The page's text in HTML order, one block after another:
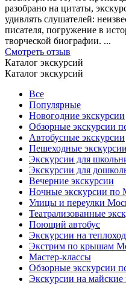
разобрано на цитаты,
удивлять слушателей:
писателя, погружение в
творческой биографии. ...
Смотреть отзыв
Каталог экскурсий
Каталог экскурсий
Все
Популярные
Новогодние экскурсии
Обзорные экскурсии
Автобусные экскурсии
Пешеходные экскурсии
Экскурсии для
Экскурсии для
Вечерние экскурсии
Ночные экскурсии по
Улицы и переулки
Театрализованные
Поющий автобус
Экскурсии на
Экстрим по крышам
Мастер-классы
Обзорные экскурсии
Экскурсии на майские